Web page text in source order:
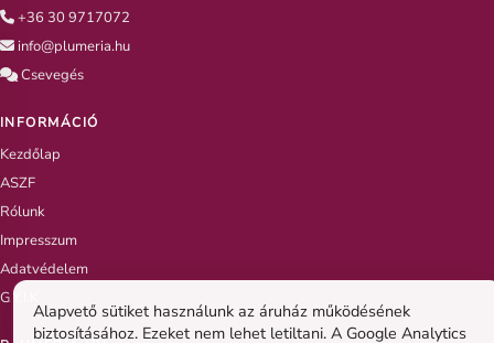
+36 30 9717072
info@plumeria.hu
Csevegés
INFORMÁCIÓ
Kezdőlap
ASZF
Rólunk
Impresszum
Adatvédelem
G.Y.I.K
Alapvető sütiket használunk az áruház működésének
biztosításához. Ezeket nem lehet letiltani. A Google Analytics